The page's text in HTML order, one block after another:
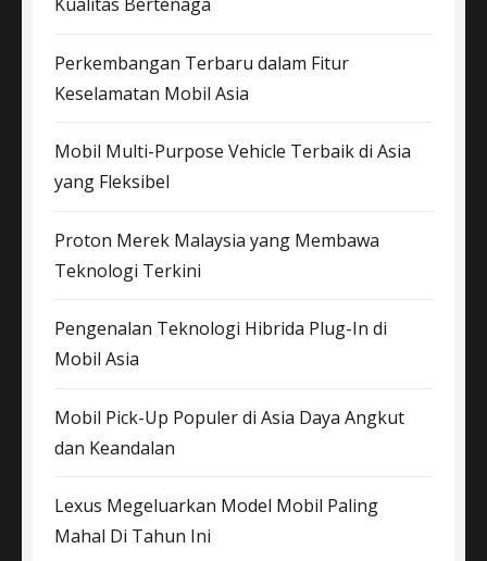
Perkembangan Terbaru dalam Fitur
Keselamatan Mobil Asia
Mobil Multi-Purpose Vehicle Terbaik di Asia
yang Fleksibel
Proton Merek Malaysia yang Membawa
Teknologi Terkini
Pengenalan Teknologi Hibrida Plug-In di
Mobil Asia
Mobil Pick-Up Populer di Asia Daya Angkut
dan Keandalan
Lexus Megeluarkan Model Mobil Paling
Mahal Di Tahun Ini